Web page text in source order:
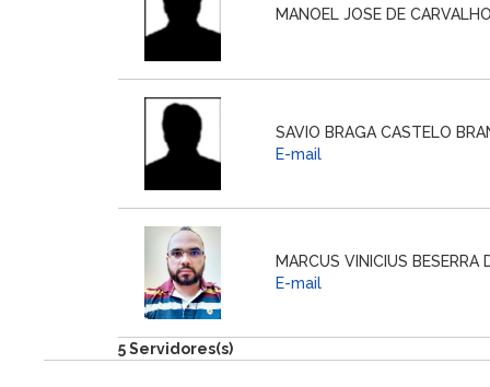
MANOEL JOSE DE
SAVIO BRAGA CASTELO
E-mail
MARCUS VINICIUS
E-mail
5 Servidores(s)